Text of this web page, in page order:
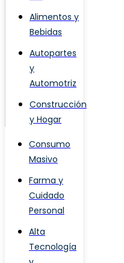
Alimentos y
Bebidas
Autopartes
y
Automotriz
Construcción
y Hogar
Consumo
Masivo
Farma y
Cuidado
Personal
Alta
Tecnología